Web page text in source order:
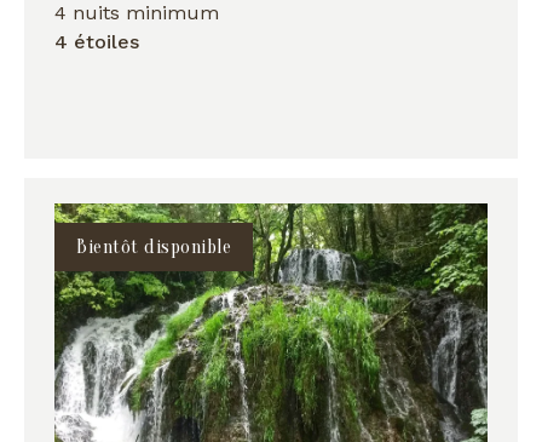
4 nuits minimum
4 étoiles
Bientôt disponible